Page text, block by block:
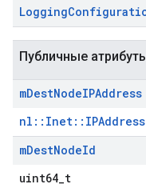
Logging
Публичные
mDestNodeIPAddress
nl::Inet::IPAddress
mDestNodeId
uint64_t